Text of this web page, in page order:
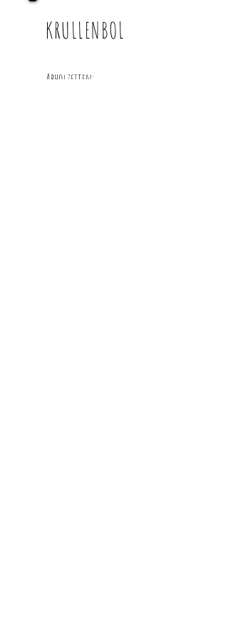
KRULLENBOL
Abholzeiten: